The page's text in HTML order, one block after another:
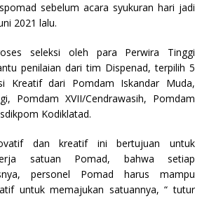
sebelum acara syukuran hari jadi
2021 lalu.
seleksi oleh para Perwira Tinggi
penilaian dari tim Dispenad, terpilih 5
Kreatif dari Pomdam Iskandar Muda,
Pomdam XVII/Cendrawasih, Pomdam
Kodiklatad.
dan kreatif ini bertujuan untuk
satuan Pomad, bahwa setiap
personel Pomad harus mampu
untuk memajukan satuannya, “ tutur